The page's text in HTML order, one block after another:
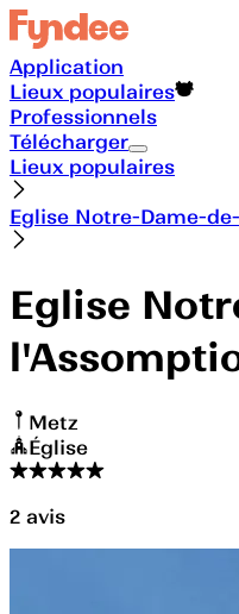
Application
Lieux populaires
Professionnels
Télécharger
Lieux populaires
Eglise Notre-Dame-
Eglise
Metz
Église
2 avis